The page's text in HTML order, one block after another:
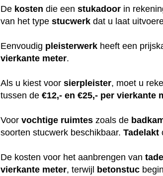
De kosten die eenstukadoor in
van het typestucwerk dat u laat
Eenvoudig pleisterwerk heeft een
vierkante meter.
Als u kiest voorsierpleister, moet u
tussen de€12,- en €25,- per vierkante
Voorvochtige ruimtes zoals de
soorten stucwerk beschikbaar.Tadelakt
De kosten voor het aanbrengen van
vierkante meter, terwijl betonstuc